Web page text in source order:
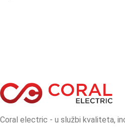
Coral electric - u službi kvaliteta,